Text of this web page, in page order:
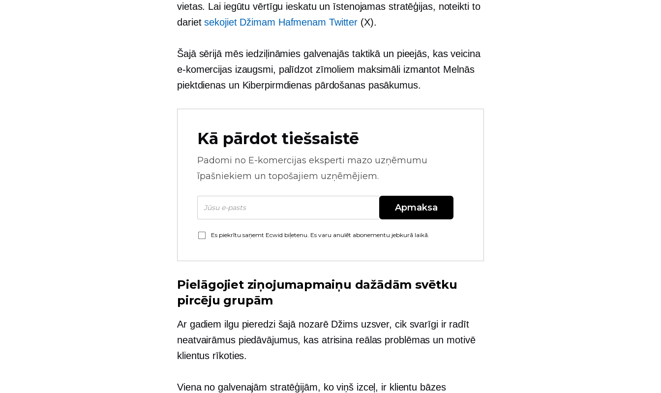
vietas. Lai iegūtu vērtīgu ieskatu un īstenojamas stratēģijas, noteikti to
darietsekojiet Džimam Hafmenam Twitter (X).
Šajā sērijā mēs iedziļināmies galvenajās taktikā un pieejās, kas veicina
e-komercijas izaugsmi, palīdzot zīmoliem maksimāli izmantot Melnās
piektdienas un Kiberpirmdienas pārdošanas pasākumus.
Kā pārdot tiešsaistē
Padomi no E-komercijas eksperti mazo uzņēmumu
īpašniekiem un topošajiem uzņēmējiem.
Apmaksa
Es piekrītu saņemt Ecwid biļetenu. Es varu anulēt abonementu jebkurā laikā.
Pielāgojiet ziņojumapmaiņu dažādām svētku
pircēju grupām
Ar gadiem ilgu pieredzi šajā nozarē Džims uzsver, cik svarīgi ir radīt
neatvairāmus piedāvājumus, kas atrisina reālas problēmas un motivē
klientus rīkoties.
Viena no galvenajām stratēģijām, ko viņš izceļ, ir klientu bāzes